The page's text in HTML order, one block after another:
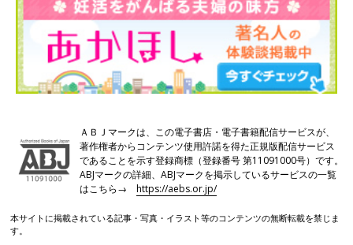
ＡＢＪマークは、この電子書店・電子書籍配信サービスが、
著作権者からコンテンツ使用許諾を得た正規版配信サービス
であることを示す登録商標（登録番号 第11091000号）です。
ABJマークの詳細、ABJマークを掲示しているサービスの一覧
はこちら→https://aebs.or.jp/
本サイトに掲載されている記事・写真・イラスト等のコンテンツの無断転載を禁じま
す。